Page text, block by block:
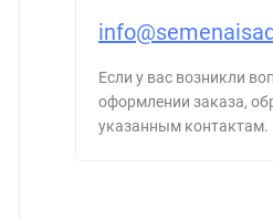
Канада F1 цв.п
150шт
Если у вас возникли
оформлении заказа,
указанным контактам.